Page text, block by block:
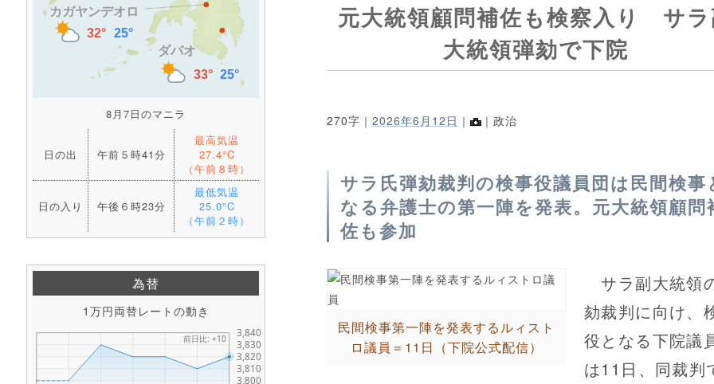
8月7日のマニラ
日の出 午前５時41分
最高気温
27.4°C
（午前８時）
日の入り 午後６時23分
最低気温
25.0°C
（午前２時）
為替
1万円両替レートの動き
元大統領顧問補佐も検察入り サ
大統領弾劾で下院
270字｜ 2026年6月12日 ｜ ｜政治
サラ氏弾劾裁判の検事役議員団は民間検事
なる弁護士の第一陣を発表。元大統領顧問
佐も参加
民間検事第一陣を発表するルィスト
ロ議員＝11日（下院公式配信）
サラ副大統領
劾裁判に向け、
役となる下院議
は11日、同裁判